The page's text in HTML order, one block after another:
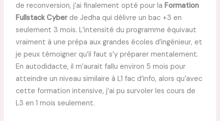
de reconversion, j’ai finalement opté pour la Formation
Fullstack Cyberde Jedha qui délivre un bac +3 en
seulement 3 mois. L’intensité du programme équivaut
vraiment à une prépa aux grandes écoles d’ingénieur, et
je peux témoigner qu’il faut s’y préparer mentalement.
En autodidacte, il m’aurait fallu environ 5 mois pour
atteindre un niveau similaire à L1 fac d’info, alors qu’avec
cette formation intensive, j’ai pu survoler les cours de
L3 en 1 mois seulement.